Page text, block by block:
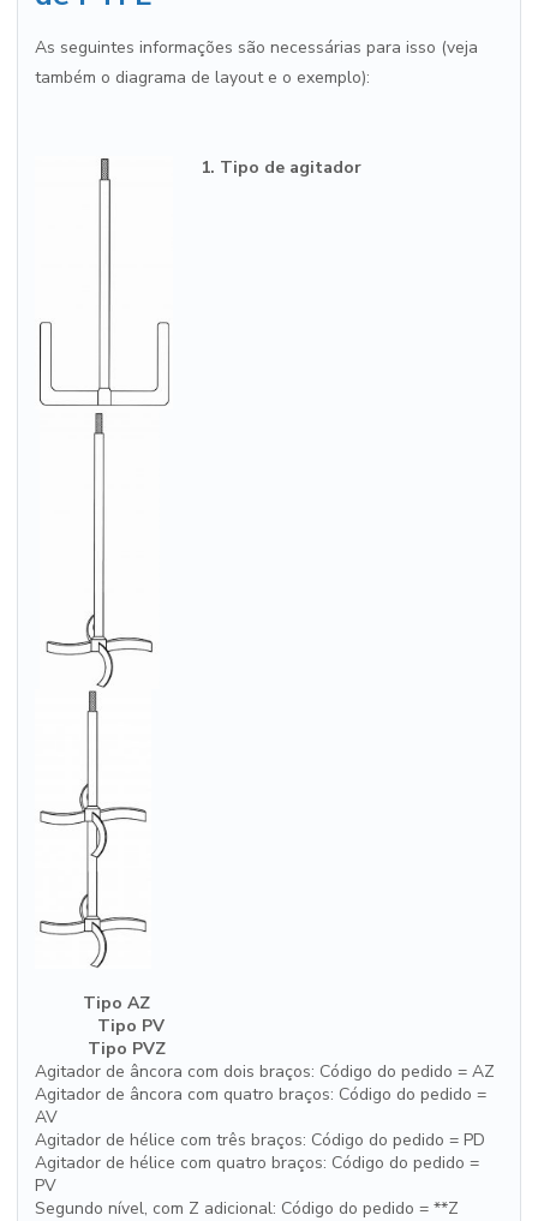
As seguintes informações são necessárias para isso (veja
também o diagrama de layout e o exemplo):
Tipo AZ
Tipo PV
Tipo PVZ
1. Tipo de agitador
Agitador de âncora com dois braços: Código do pedido = AZ
Agitador de âncora com quatro braços: Código do pedido =
AV
Agitador de hélice com três braços: Código do pedido = PD
Agitador de hélice com quatro braços: Código do pedido =
PV
Segundo nível, com Z adicional: Código do pedido = **Z